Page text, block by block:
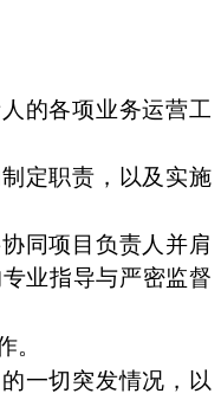
的各项业务运营工
定职责，以及实施
同项目负责人并肩
业指导与严密监督
。
一切突发情况，以